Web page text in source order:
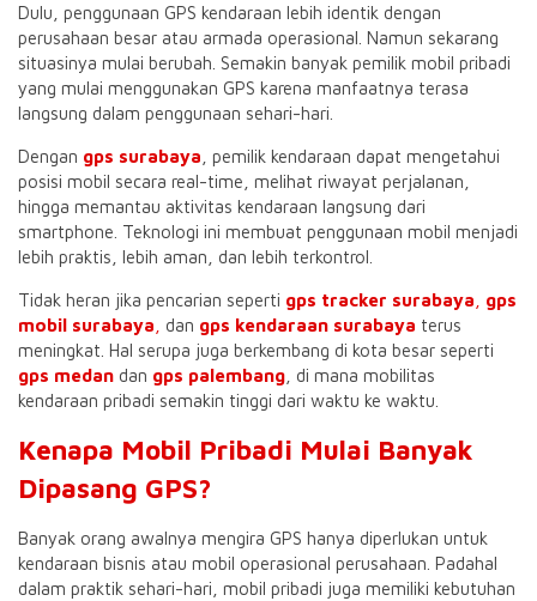
Dulu, penggunaan GPS kendaraan lebih identik dengan
perusahaan besar atau armada operasional. Namun sekarang
situasinya mulai berubah. Semakin banyak pemilik mobil pribadi
yang mulai menggunakan GPS karena manfaatnya terasa
langsung dalam penggunaan sehari-hari.
Dengan gps surabaya , pemilik kendaraan dapat mengetahui
posisi mobil secara real-time, melihat riwayat perjalanan,
hingga memantau aktivitas kendaraan langsung dari
smartphone. Teknologi ini membuat penggunaan mobil menjadi
lebih praktis, lebih aman, dan lebih terkontrol.
Tidak heran jika pencarian seperti gps tracker surabaya
gps
mobil surabaya
dan gps kendaraan surabaya terus
meningkat. Hal serupa juga berkembang di kota besar seperti
gps medan dan gps palembang , di mana mobilitas
kendaraan pribadi semakin tinggi dari waktu ke waktu.
Kenapa Mobil Pribadi Mulai Banyak
Dipasang GPS?
Banyak orang awalnya mengira GPS hanya diperlukan untuk
kendaraan bisnis atau mobil operasional perusahaan. Padahal
dalam praktik sehari-hari, mobil pribadi juga memiliki kebutuhan